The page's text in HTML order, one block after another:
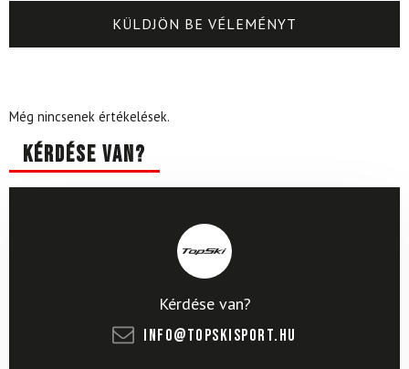
Még nincsenek értékelések.
Kérdése van?
Kérdése van?
info@topskisport.hu